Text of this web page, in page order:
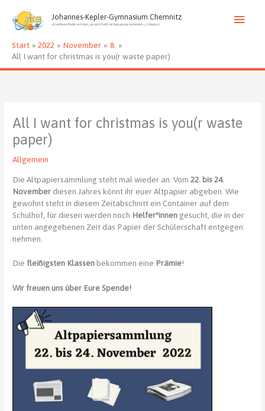
Inhalt
springen
Johannes-Kepler-Gymnasium Chemnitz
»Das Beste findet sich dort, wo sich Fleiß mit Begabung verbindet.« (J. Kepler)
Start 2022 November
8.
All I want for christmas is you(r waste paper)
All I want for christmas is you(r waste
paper)
Allgemein
Die Altpapiersammlung steht mal wieder an. Vom22. bis 24.
November diesen Jahres könnt ihr euer Altpapier abgeben. Wie
gewohnt steht in diesem Zeitabschnitt ein Container auf dem
Schulhof, für diesen werden noch Helfer*innen gesucht, die in der
unten angegebenen Zeit das Papier der Schülerschaft entgegen
nehmen.
Die fleißigsten Klassenbekommen eine Prämie!
Wir freuen uns über Eure Spende!